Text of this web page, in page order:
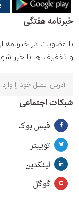
خبرنامه هفتگی
با عضویت در خبرنامه
و تخفیف ها با خبر
شبکات اجتماعی
فیس بوک
توییتر
لینکدین
گوگل